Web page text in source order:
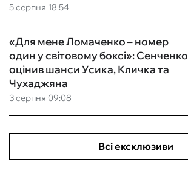
5 серпня 18:54
3 серпня 09:08
«Для мене Ломаченко – номер
один у світовому боксі»: Сенченко
оцінив шанси Усика, Кличка та
Чухаджяна
Всі ексклюзиви